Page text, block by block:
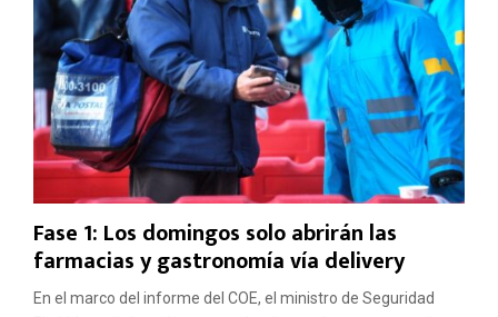
Fase 1: Los domingos solo abrirán las
farmacias y gastronomía vía delivery
En el marco del informe del COE, el ministro de Seguridad